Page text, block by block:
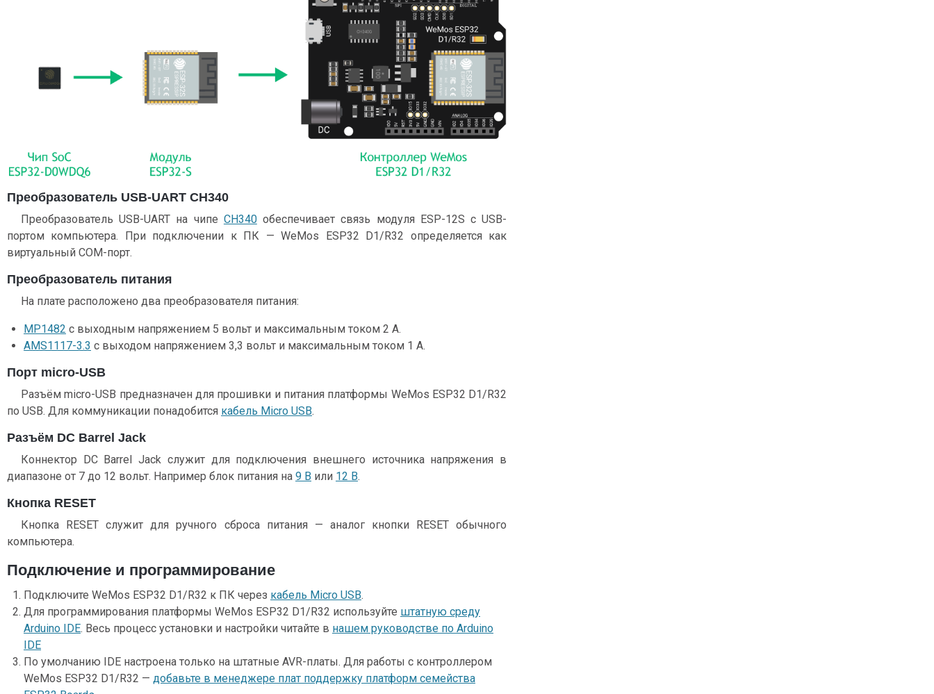
Преобразователь USB-UART CH340
Преобразователь USB-UART на чипе CH340обеспечивает связь модуля ESP-12S с USB-
портом компьютера. При подключении к ПК — WeMos ESP32 D1/R32 определяется как
виртуальный COM-порт.
Преобразователь питания
На плате расположено два преобразователя питания:
MP1482 с выходным напряжением 5 вольт и максимальным током 2 А.
AMS1117-3.3 с выходом напряжением 3,3 вольт и максимальным током 1 А.
Порт micro-USB
Разъём micro-USB предназначен для прошивки и питания платформы WeMos ESP32 D1/R32
по USB. Для коммуникации понадобится кабель Micro USB.
Разъём DC Barrel Jack
Коннектор DC Barrel Jack служит для подключения внешнего источника напряжения в
диапазоне от 7 до 12 вольт. Например блок питания на 9 В или 12 В.
Кнопка RESET
Кнопка RESET служит для ручного сброса питания — аналог кнопки RESET обычного
компьютера.
Подключение и программирование
Подключите WeMos ESP32 D1/R32 к ПК через кабель Micro USB.
Для программирования платформы WeMos ESP32 D1/R32 используйте штатную среду
Arduino IDE. Весь процесс установки и настройки читайте в нашем руководстве по Arduino
IDE
По умолчанию IDE настроена только на штатные AVR-платы. Для работы с контроллером
WeMos ESP32 D1/R32 — добавьте в менеджере плат поддержку платформ семейства